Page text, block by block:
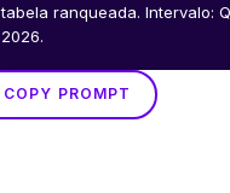
tabela ranqueada. Intervalo:
2026.
COPY PROMPT